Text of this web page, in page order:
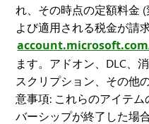
れ、その時点の定額料金
よび適用される税金が請
ます。アドオン、DLC、
スクリプション、その他
意事項: これらのアイテ
バーシップが終了した場